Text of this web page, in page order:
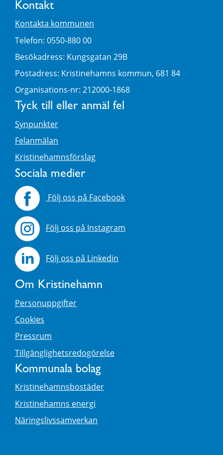
Kontakt
Kontakta kommunen
Telefon: 0550-880 00
Besökadress: Kungsgatan 29B
Postadress: Kristinehamns kommun, 681 84
Organisations-nr: 212000-1868
Tyck till eller anmäl fel
Synpunkter
Felanmälan
Kristinehamnsförslag
Sociala medier
Följ oss på Facebook
Följ oss på Instagram
Följ oss på Linkedin
Om Kristinehamn
Personuppgifter
Cookies
Pressrum
Tillgänglighetsredogörelse
Kommunala bolag
Kristinehamnsbostäder
Kristinehamns energi
Näringslivssamverkan